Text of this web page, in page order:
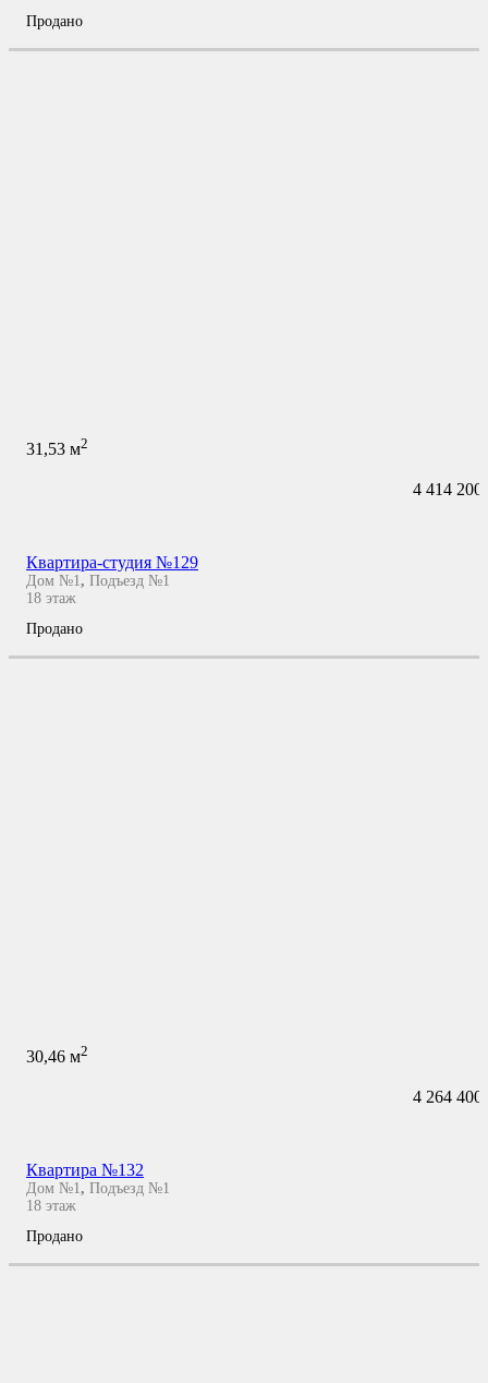
Продано
31,53 м2
4 414 200
Квартира-студия №129
Дом №1 , Подъезд №1
18 этаж
Продано
30,46 м2
4 264 400
Квартира №132
Дом №1, Подъезд №1
18 этаж
Продано